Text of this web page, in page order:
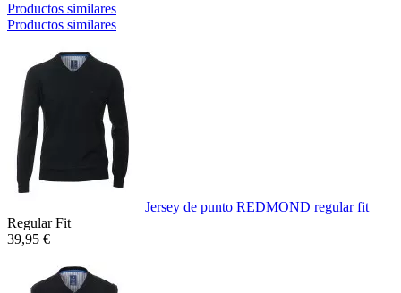
Productos similares
Productos similares
Jersey de punto REDMOND regular fit
Regular Fit
39,95 €